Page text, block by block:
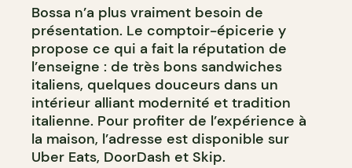
Bossa n’a plus vraiment besoin de
présentation. Le comptoir-épicerie y
propose ce qui a fait la réputation de
l’enseigne : de très bons sandwiches
italiens, quelques douceurs dans un
intérieur alliant modernité et tradition
italienne. Pour profiter de l’expérience à
la maison, l’adresse est disponible sur
Uber Eats, DoorDash et Skip.